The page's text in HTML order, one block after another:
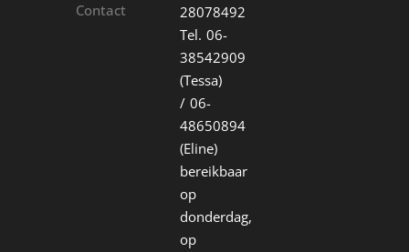
Contact
28078492
Tel. 06-
38542909
(Tessa)
/ 06-
48650894
(Eline)
bereikbaar
op
donderdag,
op